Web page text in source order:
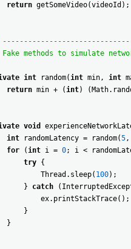
return getSomeVideo(videoId ) ;
methods to simulate
int random(int min, int
return min + (int) ( Math.
void
int
randomLatency = random(5,
for
(int i = 0; i <
try {
Thread . sleep( 100) ;
}
catch (
ex. printStackTrace( ) ;
}
}